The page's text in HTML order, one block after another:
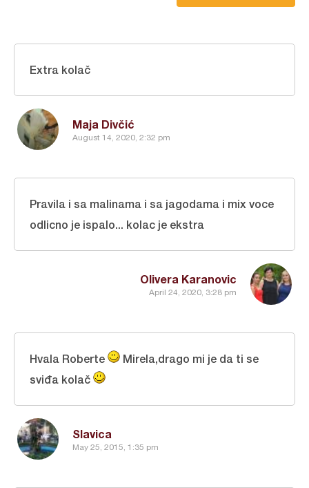
Maja Divčić
August 14, 2020, 2:32 pm
Extra kolač
Olivera Karanovic
April 24, 2020, 3:28 pm
Pravila i sa malinama i sa jagodama i mix voce
odlicno je ispalo... kolac je ekstra
Slavica
May 25, 2015, 1:35 pm
Hvala Roberte
Mirela,drago mi je da ti se
sviđa kolač